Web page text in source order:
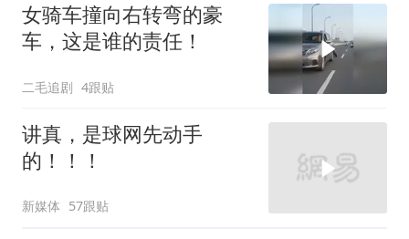
女骑车撞向右转弯的豪
车，这是谁的责任！
二毛追剧 4跟贴
讲真，是球网先动手
的！！！
新媒体 57跟贴